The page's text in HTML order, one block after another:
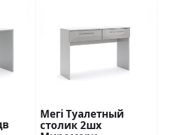
Мегі Туалетный
столик 2шх